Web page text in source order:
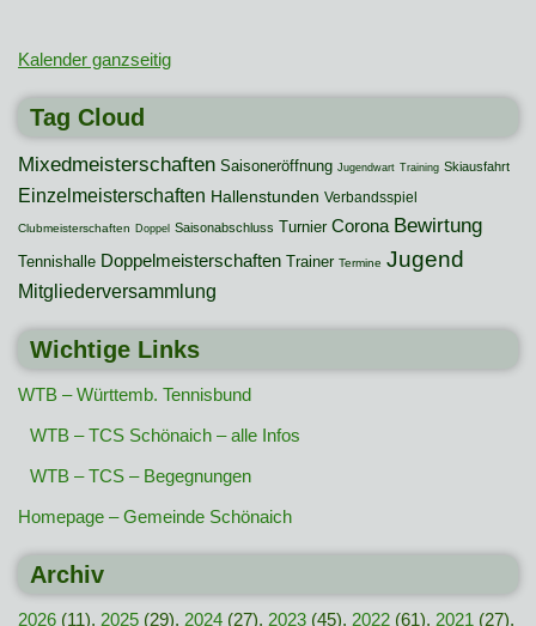
Kalender ganzseitig
Tag Cloud
Mixedmeisterschaften Saisoneröffnung Jugendwart Training Skiausfahrt
Einzelmeisterschaften Hallenstunden Verbandsspiel
Clubmeisterschaften Doppel Saisonabschluss Turnier Corona Bewirtung
Tennishalle Doppelmeisterschaften Trainer Termine Jugend
Mitgliederversammlung
Wichtige Links
WTB – Württemb. Tennisbund
WTB – TCS Schönaich – alle Infos
WTB – TCS – Begegnungen
Homepage – Gemeinde Schönaich
Archiv
2026 (11), 2025 (29), 2024 (27), 2023 (45), 2022 (61), 2021 (27),